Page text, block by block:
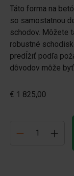
Táto forma na
so samostatnou
schodov. Môžete
robustné
predĺžiť podľa
dôvodov môže
€ 1 825,00